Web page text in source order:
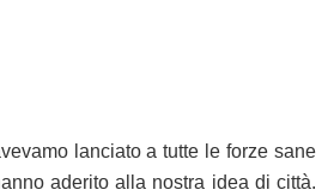
lanciato a tutte le forze sane
aderito alla nostra idea di città.